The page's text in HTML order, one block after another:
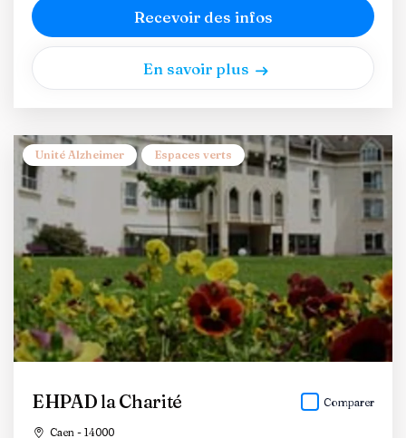
Recevoir des infos
En savoir plus
Unité Alzheimer Espaces verts
EHPAD la Charité
Caen - 14000
Comparer